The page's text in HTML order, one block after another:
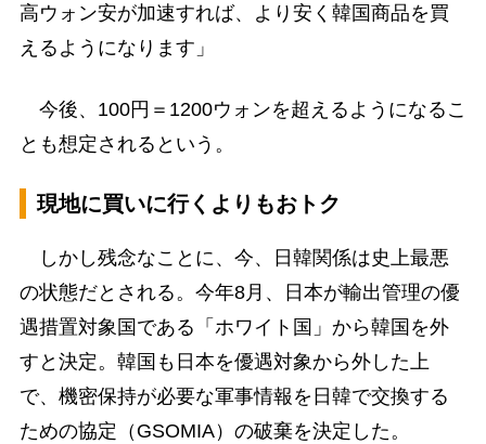
高ウォン安が加速すれば、より安く韓国商品を買
えるようになります」
今後、100円＝1200ウォンを超えるようになるこ
とも想定されるという。
現地に買いに行くよりもおトク
しかし残念なことに、今、日韓関係は史上最悪
の状態だとされる。今年8月、日本が輸出管理の優
遇措置対象国である「ホワイト国」から韓国を外
すと決定。韓国も日本を優遇対象から外した上
で、機密保持が必要な軍事情報を日韓で交換する
ための協定（GSOMIA）の破棄を決定した。